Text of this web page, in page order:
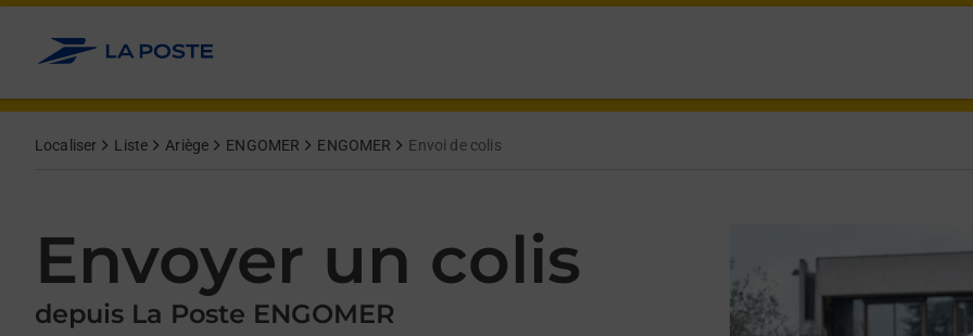
Allez au contenu
Localiser Liste Ariège ENGOMER ENGOMER Envoi de colis
Envoyer un colis
depuis La Poste ENGOMER
Afficher ou masquer la réponse
Afficher ou masquer la réponse
Afficher ou masquer la réponse